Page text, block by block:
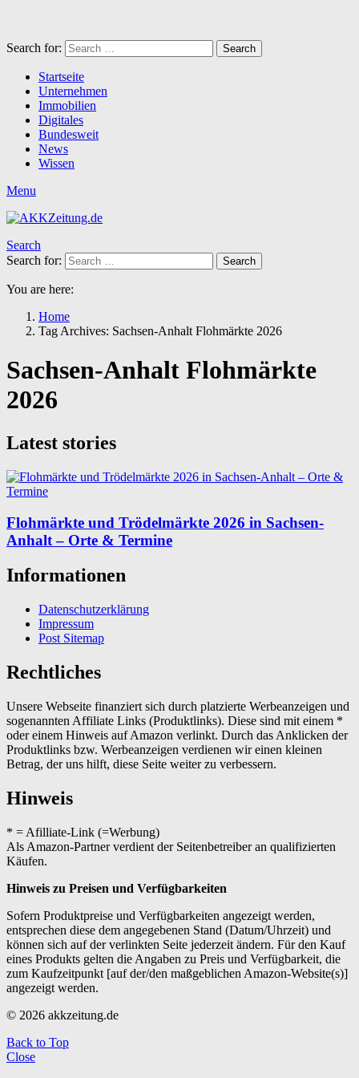
Search for: Search
Startseite
Unternehmen
Immobilien
Digitales
Bundesweit
News
Wissen
Menu
Search
Search for:
Search
You are here:
Home
Tag Archives: Sachsen-Anhalt Flohmärkte 2026
Sachsen-Anhalt Flohmärkte
2026
Latest stories
Flohmärkte und Trödelmärkte 2026 in Sachsen-
Anhalt – Orte & Termine
Informationen
Datenschutzerklärung
Impressum
Post Sitemap
Rechtliches
Unsere Webseite finanziert sich durch platzierte Werbeanzeigen und
sogenannten Affiliate Links (Produktlinks). Diese sind mit einem *
oder einem Hinweis auf Amazon verlinkt. Durch das Anklicken der
Produktlinks bzw. Werbeanzeigen verdienen wir einen kleinen
Betrag, der uns hilft, diese Seite weiter zu verbessern.
Hinweis
* = Afilliate-Link (=Werbung)
Als Amazon-Partner verdient der Seitenbetreiber an qualifizierten
Käufen.
Hinweis zu Preisen und Verfügbarkeiten
Sofern Produktpreise und Verfügbarkeiten angezeigt werden,
entsprechen diese dem angegebenen Stand (Datum/Uhrzeit) und
können sich auf der verlinkten Seite jederzeit ändern. Für den Kauf
eines Produkts gelten die Angaben zu Preis und Verfügbarkeit, die
zum Kaufzeitpunkt [auf der/den maßgeblichen Amazon-Website(s)]
angezeigt werden.
© 2026 akkzeitung.de
Back to Top
Close